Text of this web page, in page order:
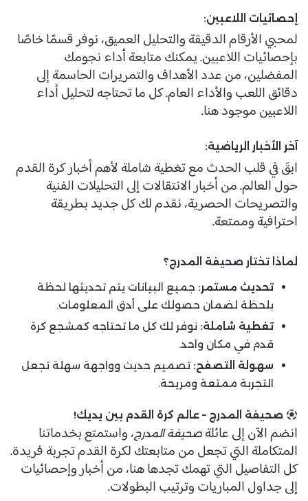
إحصائيات اللاعبين:
لمحبي الأرقام الدقيقة والتحليل العميق، نوفر قسمًا خاصًا
بإحصائيات اللاعبين. يمكنك متابعة أداء نجومك
المفضلين، من عدد الأهداف والتمريرات الحاسمة إلى
دقائق اللعب والأداء العام. كل ما تحتاجه لتحليل أداء
اللاعبين موجود هنا.
آخر الأخبار الرياضية:
ابقَ في قلب الحدث مع تغطية شاملة لأهم أخبار كرة القدم
حول العالم. من أخبار الانتقالات إلى التحليلات الفنية
والتصريحات الحصرية، نقدم لك كل جديد بطريقة
احترافية وممتعة.
لماذا تختار صحيفة المدرج؟
تحديث مستمر: جميع البيانات يتم تحديثها لحظة
بلحظة لضمان حصولك على أدق المعلومات.
تغطية شاملة: نوفر لك كل ما تحتاجه كمشجع كرة
قدم في مكان واحد.
سهولة التصفح: تصميم حديث وواجهة سهلة تجعل
التجربة ممتعة ومريحة.
صحيفة المدرج – عالم كرة القدم بين يديك!
انضم الآن إلى عائلة صحيفة المدرج، واستمتع بخدماتنا
المتكاملة التي تجعل من متابعتك لكرة القدم تجربة فريدة.
كل التفاصيل التي تهمك تجدها هنا، من أخبار وإحصائيات
إلى جداول المباريات وترتيب البطولات.